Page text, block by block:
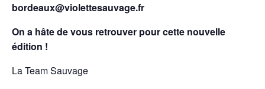
bordeaux@violettesauvage.fr
On a hâte de vous retrouver pour cette nouvelle
édition !
La Team Sauvage